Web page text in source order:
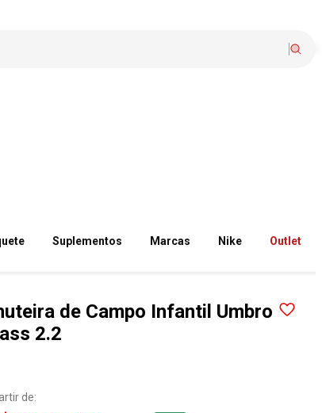
Suplementos Marcas Nike Outlet
de Campo Infantil Umbro
2.2
de: